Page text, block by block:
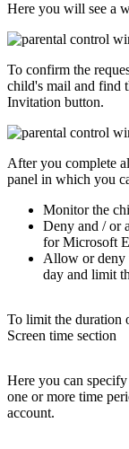
Here you will see a
To confirm the
child's mail and find
Invitation button.
After you complete
panel in which you
Monitor the
Deny and / or
for Microsoft
Allow or deny
day and limit
To limit the duration
Screen time section
Here you can
one or more time
account.